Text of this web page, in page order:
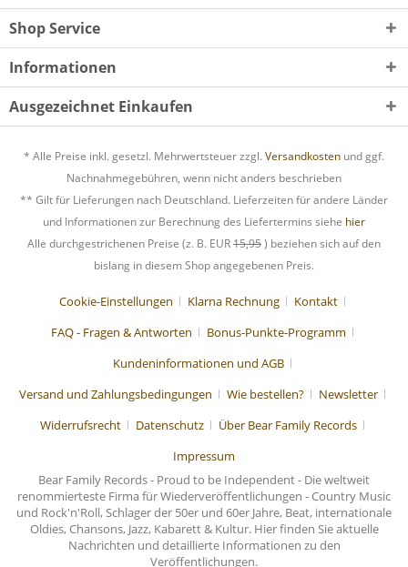
Shop Service
Informationen
Ausgezeichnet Einkaufen
* Alle Preise inkl. gesetzl. Mehrwertsteuer zzgl. Versandkosten und ggf.
Nachnahmegebühren, wenn nicht anders beschrieben
** Gilt für Lieferungen nach Deutschland. Lieferzeiten für andere Länder
und Informationen zur Berechnung des Liefertermins siehe hier
Alle durchgestrichenen Preise (z. B. EUR15,95) beziehen sich auf den
bislang in diesem Shop angegebenen Preis.
Cookie-Einstellungen Klarna Rechnung
Kontakt
FAQ - Fragen & Antworten
Bonus-Punkte-Programm
Kundeninformationen und AGB
Versand und Zahlungsbedingungen
Wie bestellen?
Newsletter
Widerrufsrecht
Datenschutz
Über Bear Family Records
Impressum
Bear Family Records - Proud to be Independent - Die weltweit
renommierteste Firma für Wiederveröffentlichungen - Country Music
und Rock'n'Roll, Schlager der 50er und 60er Jahre, Beat, internationale
Oldies, Chansons, Jazz, Kabarett & Kultur. Hier finden Sie aktuelle
Nachrichten und detaillierte Informationen zu den
Veröffentlichungen.